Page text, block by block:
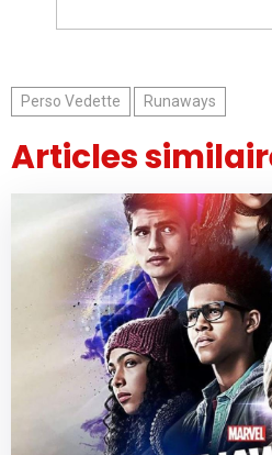
Perso Vedette Runaways
Articles